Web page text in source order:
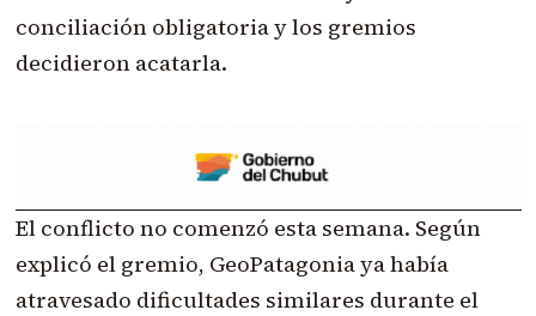
conciliación obligatoria y los gremios
decidieron acatarla.
El conflicto no comenzó esta semana. Según
explicó el gremio, GeoPatagonia ya había
atravesado dificultades similares durante el